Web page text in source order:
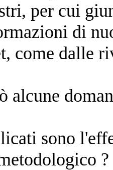
per cui
di
come dalle
alcune
sono